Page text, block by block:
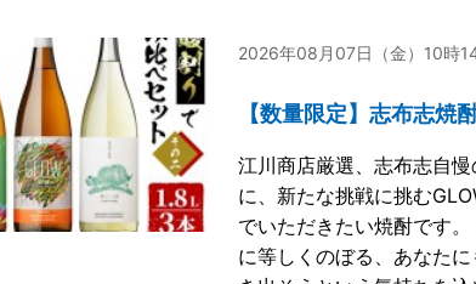
2026年08月07日（金）10時
【数量限定】志布志
江川商店厳選、志布志自
に、新たな挑戦に挑む
でいただきたい焼酎です
に等しくのぼる、あなた